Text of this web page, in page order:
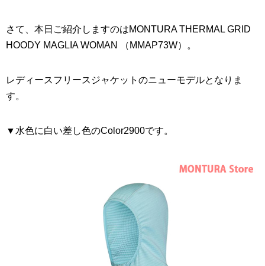
さて、本日ご紹介しますのはMONTURA THERMAL GRID
HOODY MAGLIA WOMAN （MMAP73W）。
レディースフリースジャケットのニューモデルとなりま
す。
▼水色に白い差し色のColor2900です。